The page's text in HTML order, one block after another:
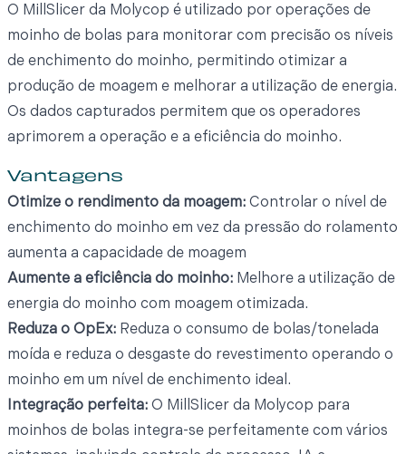
O MillSlicer da Molycop é utilizado por operações de
moinho de bolas para monitorar com precisão os níveis
de enchimento do moinho, permitindo otimizar a
produção de moagem e melhorar a utilização de energia.
Os dados capturados permitem que os operadores
aprimorem a operação e a eficiência do moinho.
Vantagens
Otimize o rendimento da moagem: Controlar o nível de
enchimento do moinho em vez da pressão do rolamento
aumenta a capacidade de moagem
Aumente a eficiência do moinho: Melhore a utilização de
energia do moinho com moagem otimizada.
Reduza o OpEx: Reduza o consumo de bolas/tonelada
moída e reduza o desgaste do revestimento operando o
moinho em um nível de enchimento ideal.
Integração perfeita: O MillSlicer da Molycop para
moinhos de bolas integra-se perfeitamente com vários